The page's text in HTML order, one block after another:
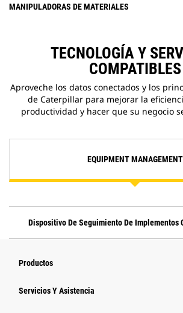
MANIPULADORAS DE MATERIALES
TECNOLOGÍA Y
COMPATIBLES
Aproveche los datos conectados y los
de Caterpillar para mejorar la
productividad y hacer que su negocio
EQUIPMENT MANAGEMENT
Dispositivo De Seguimiento De Implementos
Productos
Servicios Y Asistencia